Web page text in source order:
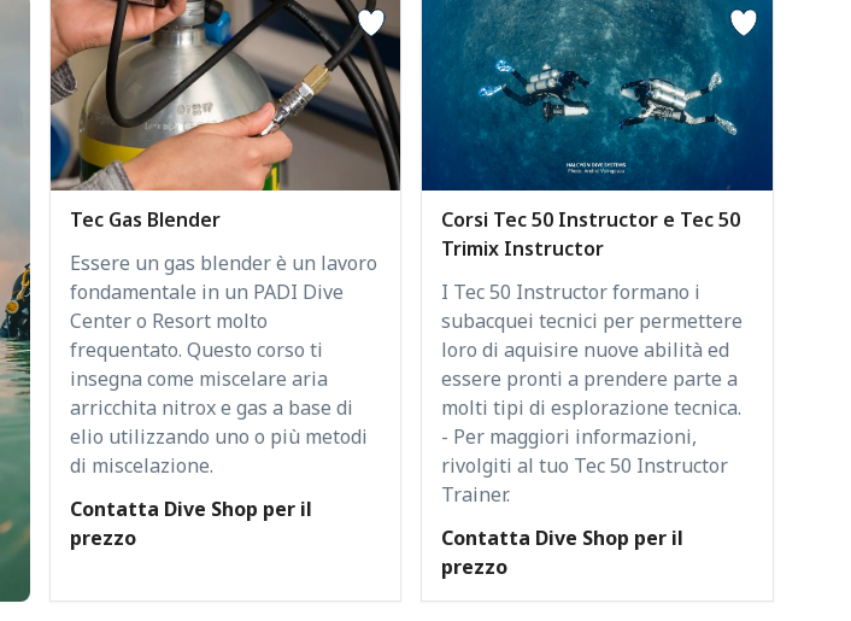
Tec Gas Blender
Essere un gas blender è un lavoro
fondamentale in un PADI Dive
Center o Resort molto
frequentato. Questo corso ti
insegna come miscelare aria
arricchita nitrox e gas a base di
elio utilizzando uno o più metodi
di miscelazione.
Contatta Dive Shop per il
prezzo
Corsi Tec 50 Instructor e Tec 50
Trimix Instructor
I Tec 50 Instructor formano i
subacquei tecnici per permettere
loro di aquisire nuove abilità ed
essere pronti a prendere parte a
molti tipi di esplorazione tecnica.
- Per maggiori informazioni,
rivolgiti al tuo Tec 50 Instructor
Trainer.
Contatta Dive Shop per il
prezzo